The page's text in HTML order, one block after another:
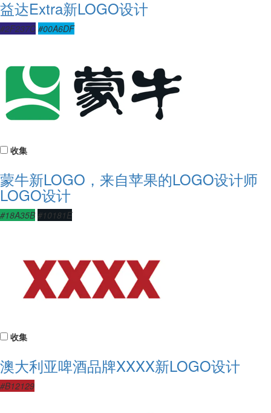
益达Extra新LOGO设计
#2F237C #00A6DF
收集
蒙牛新LOGO，来自苹果的LOGO设计师
LOGO设计
#18A35B #10181E
收集
澳大利亚啤酒品牌XXXX新LOGO设计
#B12129